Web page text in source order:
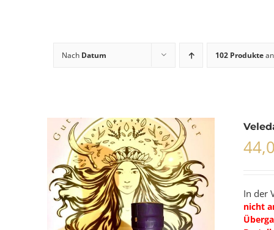
Nach Datum 102 Produkte
In der
nicht